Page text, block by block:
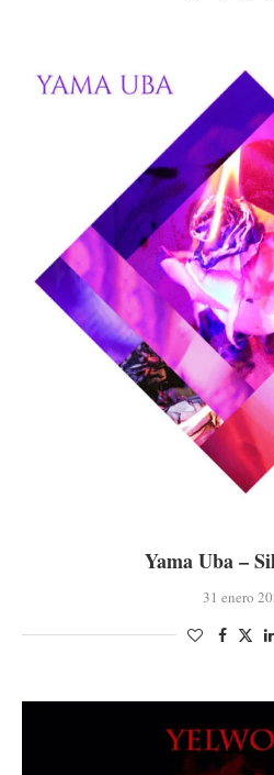
Yama Uba –
31 enero